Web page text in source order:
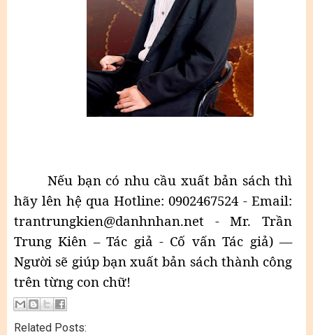
Nếu bạn có nhu cầu xuất bản sách thì
hãy lên hệ qua Hotline: 0902467524 - Email:
trantrungkien@danhnhan.net - Mr. Trần
Trung Kiên – Tác giả - Cố vấn Tác giả) ––
Người sẽ giúp bạn xuất bản sách thành công
trên từng con chữ!
Related Posts: